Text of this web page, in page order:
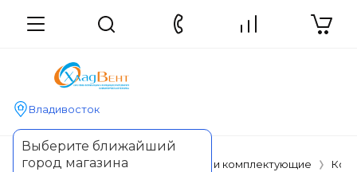
Владивосток
Выберите ближайший
город магазина
Главная Отопительные приборы и комплектующие